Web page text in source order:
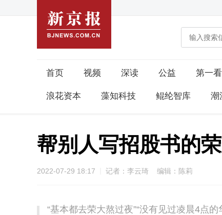
首页 视频 深读 公益 第一
浪花资本 藻知科技 鲲纶智库 潮
帮别人写招股书的
2022-07-29 18:17 记者：李云琦 编辑：陈莉
“基本都去荣大熬过夜”“没有见过凌晨4点